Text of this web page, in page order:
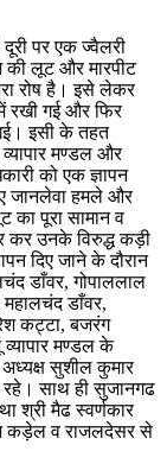
पर एक ज्वैलरी
लूट और मारपीट
रोष है। इसे लेकर
रखी गई और फिर
इसी के तहत
मण्डल और
को एक ज्ञापन
जानलेवा हमले और
का पूरा सामान व
कर उनके विरुद्ध कड़ी
दिए जाने के दौरान
डाँवर, गोपाललाल
डाँवर,
कट्टा, बजरंग
मण्डल के
सुशील कुमार
रहे। साथ ही सुजानगढ
श्री मैढ स्वर्णकार
कड़ेल व राजलदेसर से